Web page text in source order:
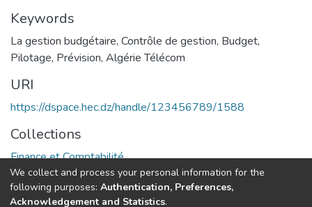
Keywords
La gestion budgétaire, Contrôle de gestion, Budget,
Pilotage, Prévision, Algérie Télécom
URI
https://dspace.hec.dz/handle/123456789/1588
Collections
Finance et Comptabilité
Full item page
We collect and process your personal information for the
following purposes: Authentication, Preferences,
Acknowledgement and Statistics.